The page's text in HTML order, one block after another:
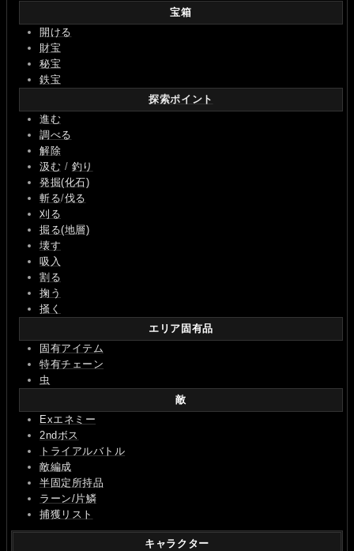
宝箱
開ける
財宝
秘宝
鉄宝
探索ポイント
進む
調べる
解除
汲む / 釣り
発掘(化石)
斬る/伐る
刈る
掘る(地層)
壊す
吸入
割る
掬う
掻く
エリア固有品
固有アイテム
特有チェーン
虫
敵
Exエネミー
2ndボス
トライアルバトル
敵編成
半固定所持品
ラーン/片鱗
捕獲リスト
キャラクター